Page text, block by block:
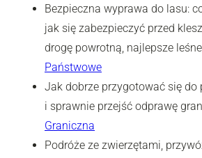
Bezpieczna wyprawa do lasu:
jak się zabezpieczyć przed
drogę powrotną, najlepsze
Państwowe
Jak dobrze przygotować się do
i sprawnie przejść odprawę
Graniczna
Podróże ze zwierzętami,